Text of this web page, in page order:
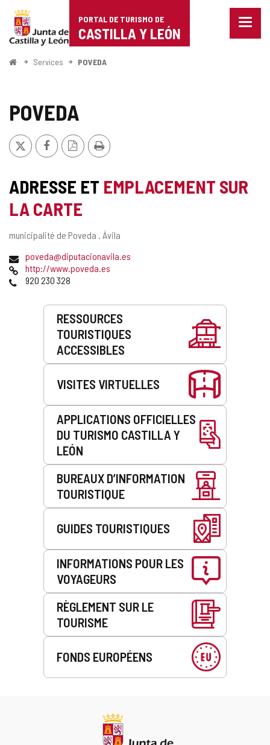
Portal
de
Turismo
Castilla
León
PORTAL DE TURISMO DE
CASTILLA Y LEÓN
Menu
<
Services POVEDA
POVEDA
X FacebookVersion
PDF
Imprimer
ADRESSE ET EMPLACEMENT SUR
LA CARTE
Adresse
municipalité de Poveda . Ávila
Adresse
de
courrier
poveda@diputacionavila.es
Page
Web
http://www.poveda.es
Téléphones
920 230 328
Prestations
RESSOURCES
TOURISTIQUES
ACCESSIBLES
VISITES VIRTUELLES
APPLICATIONS OFFICIELLES
DU TURISMO CASTILLA Y
LEÓN
BUREAUX D’INFORMATION
TOURISTIQUE
GUIDES TOURISTIQUES
INFORMATIONS POUR LES
VOYAGEURS
RÈGLEMENT SUR LE
TOURISME
FONDS EUROPÉENS